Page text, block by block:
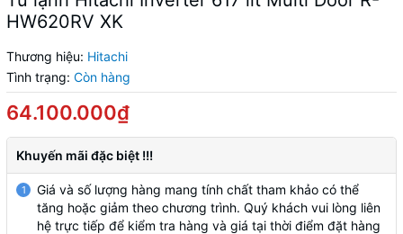
HW620RV XK
Thương hiệu: Hitachi
Tình trạng: Còn hàng
64.100.000₫
Khuyến mãi đặc biệt !!!
1
Giá và số lượng hàng mang tính chất tham khảo có thể
tăng hoặc giảm theo chương trình. Quý khách vui lòng liên
hệ trực tiếp để kiểm tra hàng và giá tại thời điểm đặt hàng